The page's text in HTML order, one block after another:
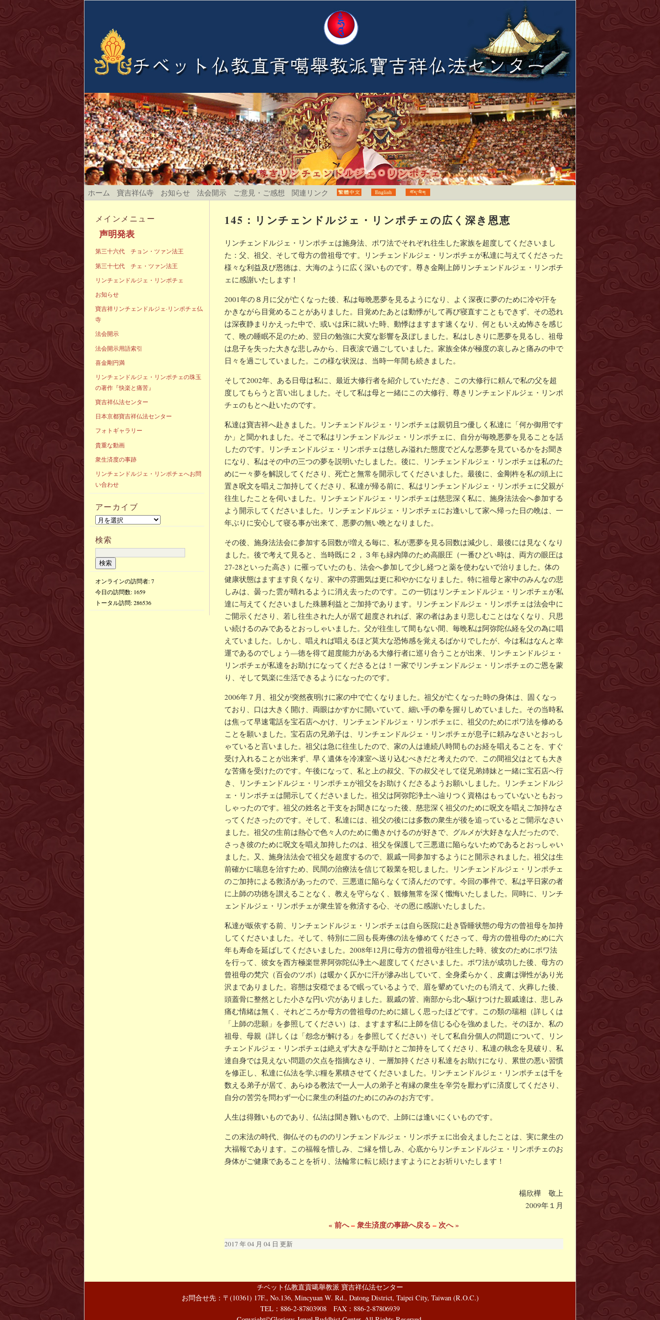
ホーム 寶吉祥仏寺 お知らせ 法会開示 ご意見・ご感想 関連リンク
145：リンチェンドルジェ・リンポチェの広く深き恩恵
リンチェンドルジェ・リンポチェは施身法、ポワ法でそれぞれ往生した家族を超度してくださいまし
た：父、祖父、そして母方の曾祖母です。リンチェンドルジェ・リンポチェが私達に与えてくださった
様々な利益及び恩徳は、大海のように広く深いものです。尊き金剛上師リンチェンドルジェ・リンポチ
ェに感謝いたします！
2001年の８月に父が亡くなった後、私は毎晩悪夢を見るようになり、よく深夜に夢のために冷や汗を
かきながら目覚めることがありました。目覚めたあとは動悸がして再び寝直すこともできず、その恐れ
は深夜静まりかえった中で、或いは床に就いた時、動悸はますます速くなり、何ともいえぬ怖さを感じ
て、晩の睡眠不足のため、翌日の勉強に大変な影響を及ぼしました。私はしきりに悪夢を見るし、祖母
は息子を失った大きな悲しみから、日夜涙で過ごしていました。家族全体が極度の哀しみと痛みの中で
日々を過ごしていました。この様な状況は、当時一年間も続きました。
そして2002年、ある日母は私に、最近大修行者を紹介していただき、この大修行に頼んで私の父を超
度してもらうと言い出しました。そして私は母と一緒にこの大修行、尊きリンチェンドルジェ・リンポ
チェのもとへ赴いたのです。
私達は寶吉祥へ赴きました。リンチェンドルジェ・リンポチェは親切且つ優しく私達に「何か御用です
か」と聞かれました。そこで私はリンチェンドルジェ・リンポチェに、自分が毎晩悪夢を見ることを話
したのです。リンチェンドルジェ・リンポチェは慈しみ溢れた態度でどんな悪夢を見ているかをお聞き
になり、私はその中の三つの夢を説明いたしました。後に、リンチェンドルジェ・リンポチェは私のた
めに一々夢を解説してくださり、死亡と無常を開示してくださいました。最後に、金剛杵を私の頭上に
置き呪文を唱えご加持してくださり、私達が帰る前に、私はリンチェンドルジェ・リンポチェに父親が
往生したことを伺いました。リンチェンドルジェ・リンポチェは慈悲深く私に、施身法法会へ参加する
よう開示してくださいました。リンチェンドルジェ・リンポチェにお逢いして家へ帰った日の晩は、一
年ぶりに安心して寝る事が出来て、悪夢の無い晩となりました。
その後、施身法法会に参加する回数が増える毎に、私が悪夢を見る回数は減少し、最後には見なくなり
ました。後で考えて見ると、当時既に２，３年も緑内障のため高眼圧（一番ひどい時は、両方の眼圧は
27-28といった高さ）に罹っていたのも、法会へ参加して少し経つと薬を使わないで治りました。体の
健康状態はますます良くなり、家中の雰囲気は更に和やかになりました。特に祖母と家中のみんなの悲
しみは、曇った雲が晴れるように消え去ったのです。この一切はリンチェンドルジェ・リンポチェが私
達に与えてくださいました殊勝利益とご加持であります。リンチェンドルジェ・リンポチェは法会中に
ご開示くださり、若し往生された人が居て超度されれば、家の者はあまり悲しむことはなくなり、只思
い続けるのみであるとおっしゃいました。父が往生して間もない間、毎晩私は阿弥陀仏経を父の為に唱
えていました。しかし、唱えれば唱えるほど莫大な恐怖感を覚えるばかりでしたが、今は私はなんと幸
運であるのでしょう—徳を得て超度能力がある大修行者に巡り合うことが出来、リンチェンドルジェ・
リンポチェが私達をお助けになってくださるとは！一家でリンチェンドルジェ・リンポチェのご恩を蒙
り、そして気楽に生活できるようになったのです。
2006年７月、祖父が突然夜明けに家の中で亡くなりました。祖父が亡くなった時の身体は、固くなっ
ており、口は大きく開け、両眼はかすかに開いていて、細い手の拳を握りしめていました。その当時私
は焦って早速電話を宝石店へかけ、リンチェンドルジェ・リンポチェに、祖父のためにポワ法を修める
ことを願いました。宝石店の兄弟子は、リンチェンドルジェ・リンポチェが息子に頼みなさいとおっし
ゃていると言いました。祖父は急に往生したので、家の人は連続八時間ものお経を唱えることを、すぐ
受け入れることが出来ず、早く遺体を冷凍室へ送り込むべきだと考えたので、この間祖父はとても大き
な苦痛を受けたのです。午後になって、私と上の叔父、下の叔父そして従兄弟姉妹と一緒に宝石店へ行
き、リンチェンドルジェ・リンポチェが祖父をお助けくださるようお願いしました。リンチェンドルジ
ェ・リンポチェは開示してくださいました。祖父は阿弥陀浄土へ辿りつく資格はもっていないともおっ
しゃったのです。祖父の姓名と干支をお聞きになった後、慈悲深く祖父のために呪文を唱えご加持なさ
ってくださったのです。そして、私達には、祖父の後には多数の衆生が後を追っているとご開示なさい
ました。祖父の生前は熱心で色々人のために働きかけるのが好きで、グルメが大好きな人だったので、
さっき彼のために呪文を唱え加持したのは、祖父を保護して三悪道に陥らないためであるとおっしゃい
ました。又、施身法法会で祖父を超度するので、親戚一同参加するようにと開示されました。祖父は生
前確かに喘息を治すため、民間の治療法を信じて殺業を犯しました。リンチェンドルジェ・リンポチェ
のご加持による救済があったので、三悪道に陥らなくて済んだのです。今回の事件で、私は平日家の者
に上師の功徳を讃えることなく、教えを守らなく、観修無常を深く懺悔いたしました。同時に、リンチ
ェンドルジェ・リンポチェが衆生皆を救済する心、その恩に感謝いたしました。
私達が皈依する前、リンチェンドルジェ・リンポチェは自ら医院に赴き昏睡状態の母方の曾祖母を加持
してくださいました。そして、特別に二回も長寿佛の法を修めてくださって、母方の曾祖母のために六
年も寿命を延ばしてくださいました。2008年12月に母方の曾祖母が往生した時、彼女のためにポワ法
を行って、彼女を西方極楽世界阿弥陀仏浄土へ超度してくださいました。ポワ法が成功した後、母方の
曾祖母の梵穴（百会のツボ）は暖かく仄かに汗が滲み出していて、全身柔らかく、皮膚は弾性があり光
沢までありました。容態は安穏でまるで眠っているようで、眉を顰めていたのも消えて、火葬した後、
頭蓋骨に整然とした小さな円い穴がありました。親戚の皆、南部から北へ駆けつけた親戚達は、悲しみ
痛む情緒は無く、それどころか母方の曾祖母のために嬉しく思ったほどです。この類の瑞相（詳しくは
「上師の悲願」を参照してください）は、ますます私に上師を信じる心を強めました。そのほか、私の
祖母、母親（詳しくは「怨念が解ける」を参照してください）そして私自分個人の問題について、リン
チェンドルジェ・リンポチェは絶えず大きな手助けとご加持をしてくださり、私達の執念を見破り、私
達自身では見えない問題の欠点を指摘なさり、一層加持くださり私達をお助けになり、累世の悪い習慣
を修正し、私達に仏法を学ぶ糧を累積させてくださいました。リンチェンドルジェ・リンポチェは千を
数える弟子が居て、あらゆる教法で一人一人の弟子と有縁の衆生を辛労を厭わずに済度してくださり、
自分の苦労を問わず一心に衆生の利益のためにのみのお方です。
人生は得難いものであり、仏法は聞き難いもので、上師には逢いにくいものです。
この末法の時代、御仏そのもののリンチェンドルジェ・リンポチェに出会えましたことは、実に衆生の
大福報であります。この福報を惜しみ、ご縁を惜しみ、心底からリンチェンドルジェ・リンポチェのお
身体がご健康であることを祈り、法輪常に転じ続けますようにとお祈りいたします！
楊欣樺 敬上
2009年１月
« 前へ–衆生済度の事跡へ戻る –次へ »
2017 年 04 月 04 日 更新
メインメニュー
声明発表
第三十六代 チョン・ツァン法王
第三十七代 チェ・ツァン法王
リンチェンドルジェ・リンポチェ
お知らせ
寶吉祥リンチェンドルジェ·リンポチェ仏
寺
法会開示
法会開示用語索引
喜金剛円満
リンチェンドルジェ・リンポチェの珠玉
の著作『快楽と痛苦』
寶吉祥仏法センター
日本京都寶吉祥仏法センター
フォトギャラリー
貴重な動画
衆生済度の事跡
リンチェンドルジェ・リンポチェへお問
い合わせ
アーカイブ
検索
オンラインの訪問者: 7
今日の訪問数: 1659
トータル訪問:286536
チベット仏教直貢噶舉教派 寶吉祥仏法センター
お問合せ先：〒(10361) 17F., No.136, Mincyuan W. Rd., Datong District, Taipei City, Taiwan (R.O.C.)
TEL：886-2-87803908 FAX：886-2-87806939